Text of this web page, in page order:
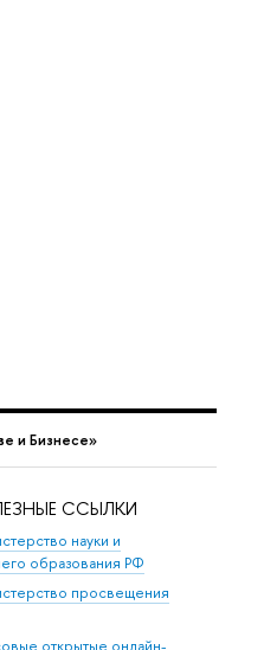
и Бизнесе»
ССЫЛКИ
науки и
образования РФ
просвещения
открытые онлайн-